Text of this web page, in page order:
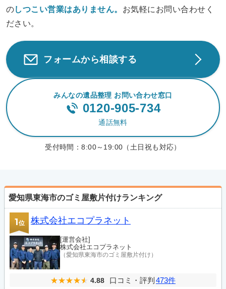
のしつこい営業はありません。 お気軽にお問い合わせく
ださい。
フォームから相談する
みんなの遺品整理 お問い合わせ窓口
0120-905-734
通話無料
受付時間：8:00～19:00（土日祝も対応）
愛知県東海市のゴミ屋敷片付けランキング
1位 株式会社エコプラネット
[運営会社]
株式会社エコプラネット
（愛知県東海市のゴミ屋敷片付け）
4.88 口コミ・評判 473件